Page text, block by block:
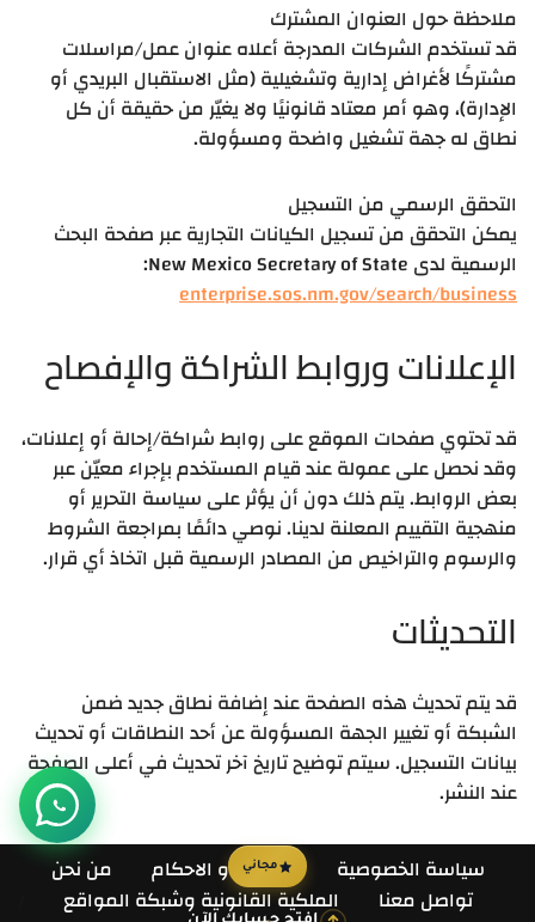
ملاحظة حول العنوان المشترك
قد تستخدم الشركات المدرجة أعلاه عنوان عمل/مراسلات
مشتركًا لأغراض إدارية وتشغيلية (مثل الاستقبال البريدي أو
الإدارة)، وهو أمر معتاد قانونيًا ولا يغيّر من حقيقة أن كل
نطاق له جهة تشغيل واضحة ومسؤولة.
التحقق الرسمي من التسجيل
يمكن التحقق من تسجيل الكيانات التجارية عبر صفحة البحث
الرسمية لدى New Mexico Secretary of State:
enterprise.sos.nm.gov/search/business
الإعلانات وروابط الشراكة والإفصاح
قد تحتوي صفحات الموقع على روابط شراكة/إحالة أو إعلانات،
وقد نحصل على عمولة عند قيام المستخدم بإجراء معيّن عبر
بعض الروابط. يتم ذلك دون أن يؤثر على سياسة التحرير أو
منهجية التقييم المعلنة لدينا. نوصي دائمًا بمراجعة الشروط
والرسوم والتراخيص من المصادر الرسمية قبل اتخاذ أي قرار.
التحديثات
قد يتم تحديث هذه الصفحة عند إضافة نطاق جديد ضمن
الشبكة أو تغيير الجهة المسؤولة عن أحد النطاقات أو تحديث
بيانات التسجيل. سيتم توضيح تاريخ آخر تحديث في أعلى الصفحة
عند النشر.
سياسة الخصوصية الشروط و الاحكام
من نحن
تواصل معنا
الملكية القانونية وشبكة المواقع
مجاني